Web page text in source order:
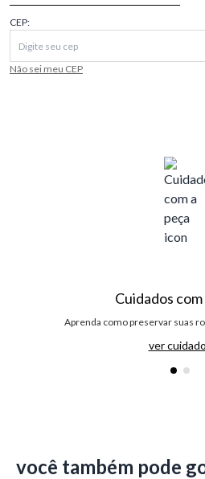
CEP:
Não sei meu CEP
Cuidados com
Aprenda como preservar suas
ver
você também pode